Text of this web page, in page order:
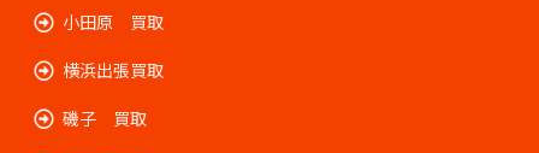
小田原 買取
横浜出張買取
磯子 買取